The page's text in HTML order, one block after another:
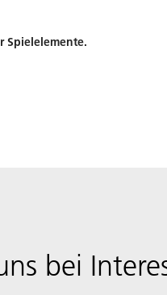
Spielelemente.
bei